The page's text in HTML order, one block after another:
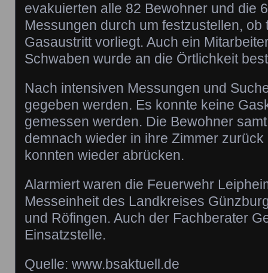
evakuierten alle 82 Bewohner und die
Messungen durch um festzustellen, ob
Gasaustritt vorliegt. Auch ein
Schwaben wurde an die Örtlichkeit
Nach intensiven Messungen und
gegeben werden. Es konnte keine
gemessen werden. Die Bewohner
demnach wieder in ihre Zimmer zurück
konnten wieder abrücken.
Alarmiert waren die Feuerwehr
Messeinheit des Landkreises
und Röfingen. Auch der Fachberater
Einsatzstelle.
Quelle: www.bsaktuell.de